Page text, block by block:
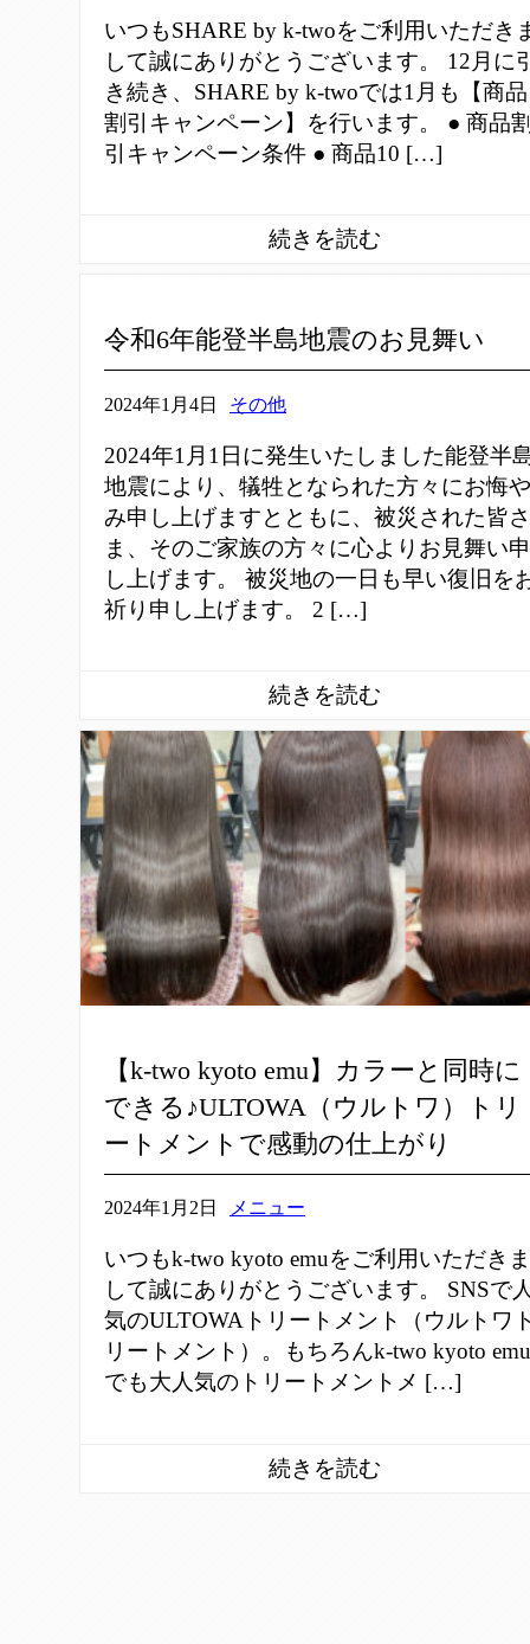
いつもSHARE by k-twoをご利用いただき
して誠にありがとうございます。 12月に
き続き、SHARE by k-twoでは1月も【商品
割引キャンペーン】を行います。 ● 商品
引キャンペーン条件 ● 商品10 […]
令和6年能登半島地震のお見舞い
2024年1月4日 その他
2024年1月1日に発生いたしました能登半
地震により、犠牲となられた方々にお悔や
み申し上げますとともに、被災された皆さ
ま、そのご家族の方々に心よりお見舞い申
し上げます。 被災地の一日も早い復旧を
祈り申し上げます。 2 […]
【k-two kyoto emu】カラーと同時に
できる♪ULTOWA（ウルトワ）トリ
ートメントで感動の仕上がり
2024年1月2日 メニュー
いつもk-two kyoto emuをご利用いただきま
して誠にありがとうございます。 SNSで
気のULTOWAトリートメント（ウルトワ
リートメント）。もちろんk-two kyoto emu
でも大人気のトリートメントメ […]